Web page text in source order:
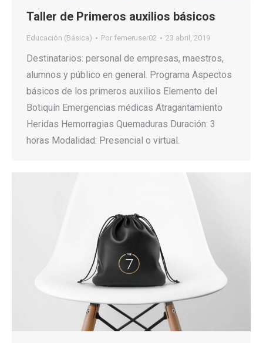
Taller de Primeros auxilios básicos
Educación (Básica) Por femeruser02 23 abril, 2019
Destinatarios: personal de empresas, maestros,
alumnos y público en general. Programa Aspectos
básicos de los primeros auxilios Elemento del
Botiquín Emergencias médicas Atragantamiento
Heridas Hemorragias Quemaduras Duración: 3
horas Modalidad: Presencial o virtual.